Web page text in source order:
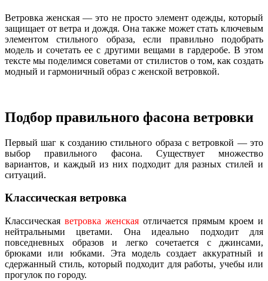
Ветровка женская — это не просто элемент одежды, который
защищает от ветра и дождя. Она также может стать ключевым
элементом стильного образа, если правильно подобрать
модель и сочетать ее с другими вещами в гардеробе. В этом
тексте мы поделимся советами от стилистов о том, как создать
модный и гармоничный образ с женской ветровкой.
Подбор правильного фасона ветровки
Первый шаг к созданию стильного образа с ветровкой — это
выбор правильного фасона. Существует множество
вариантов, и каждый из них подходит для разных стилей и
ситуаций.
Классическая ветровка
Классическая ветровка женская отличается прямым кроем и
нейтральными цветами. Она идеально подходит для
повседневных образов и легко сочетается с джинсами,
брюками или юбками. Эта модель создает аккуратный и
сдержанный стиль, который подходит для работы, учебы или
прогулок по городу.